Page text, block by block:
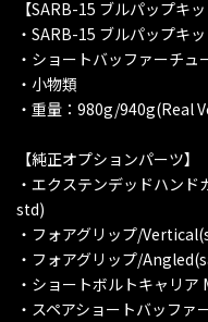
【SARB-15 ブルパップキッ
・SARB-15 ブルパップキ
・ショートバッファーチュ
・小物類
・重量：980g/940g(Real
【純正オプションパーツ】
・エクステンデッドハン
std)
・フォアグリップ/
・フォアグリップ/
・ショートボルトキャリ
・スペアショートバッフ